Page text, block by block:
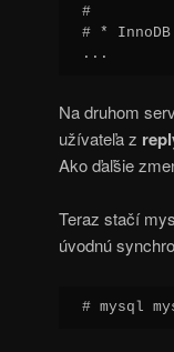
#
# * InnoDB
...
Na druhom
užívateľa z
Ako ďaľšie
Teraz stačí
úvodnú
# mysql